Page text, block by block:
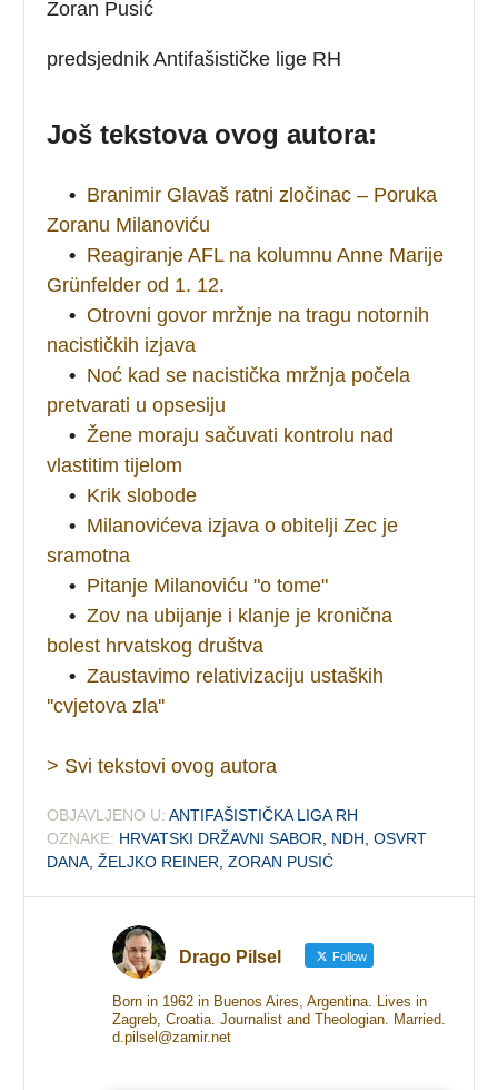
Zoran Pusić
predsjednik Antifašističke lige RH
Još tekstova ovog autora:
• Branimir Glavaš ratni zločinac – Poruka
Zoranu Milanoviću
• Reagiranje AFL na kolumnu Anne Marije
Grünfelder od 1. 12.
• Otrovni govor mržnje na tragu notornih
nacističkih izjava
• Noć kad se nacistička mržnja počela
pretvarati u opsesiju
• Žene moraju sačuvati kontrolu nad
vlastitim tijelom
• Krik slobode
• Milanovićeva izjava o obitelji Zec je
sramotna
• Pitanje Milanoviću "o tome"
• Zov na ubijanje i klanje je kronična
bolest hrvatskog društva
• Zaustavimo relativizaciju ustaških
''cvjetova zla''
> Svi tekstovi ovog autora
OBJAVLJENO U: ANTIFAŠISTIČKA LIGA RH
OZNAKE: HRVATSKI DRŽAVNI SABOR NDH ,OSVRT
DANA ,ŽELJKO REINER ,ZORAN PUSIĆ
Drago Pilsel Follow
Born in 1962 in Buenos Aires, Argentina. Lives in
Zagreb, Croatia. Journalist and Theologian. Married.
d.pilsel@zamir.net